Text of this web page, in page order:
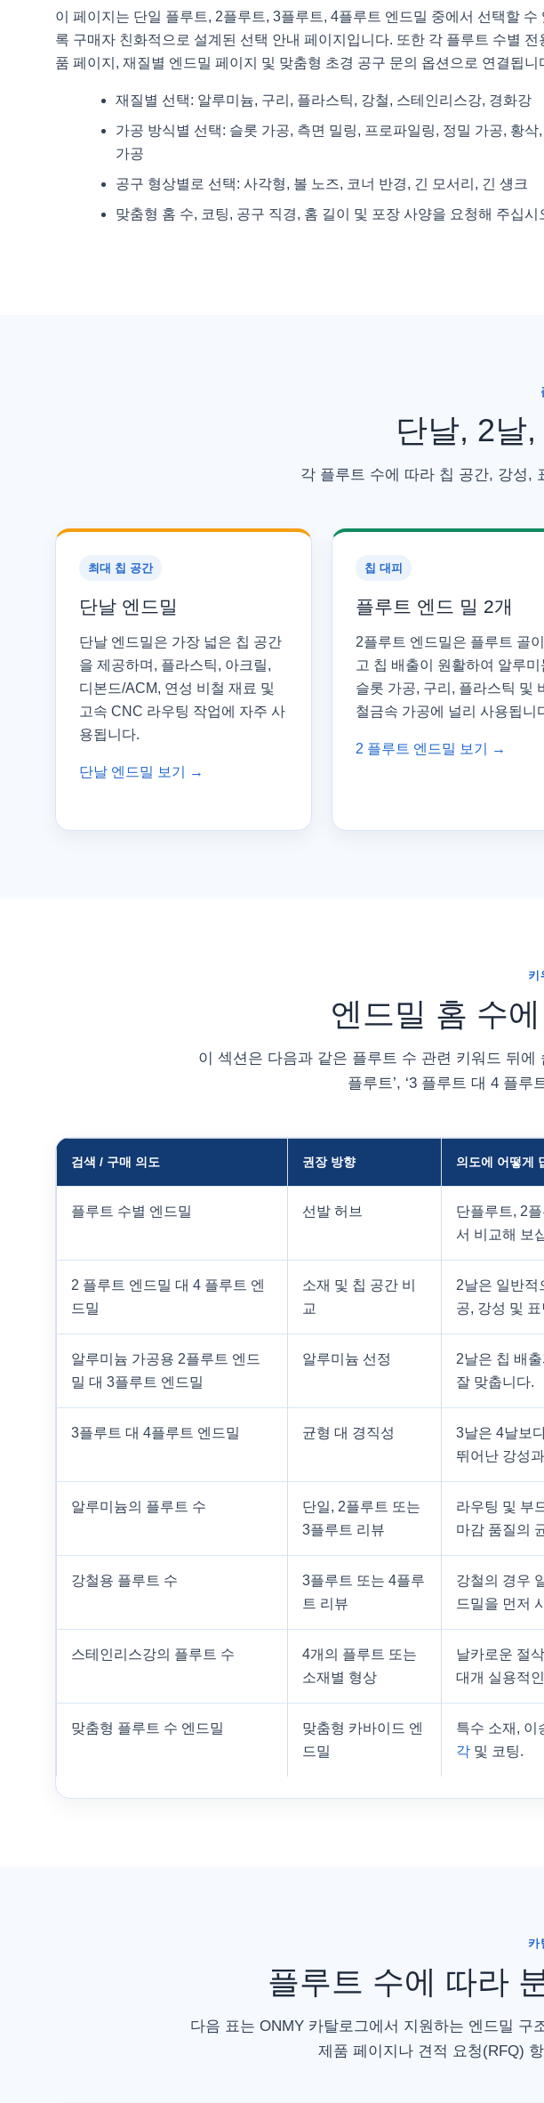
이 페이지는 단일 플루트, 2플루트, 3플루트, 4플루트 엔드밀 중에서 선택할 수
록 구매자 친화적으로 설계된 선택 안내 페이지입니다. 또한 각 플루트 수별 전
품 페이지, 재질별 엔드밀 페이지 및 맞춤형 초경 공구 문의 옵션으로 연결됩니
재질별 선택: 알루미늄, 구리, 플라스틱, 강철, 스테인리스강, 경화강
가공 방식별 선택: 슬롯 가공, 측면 밀링, 프로파일링, 정밀 가공, 황삭,
가공
공구 형상별로 선택: 사각형, 볼 노즈, 코너 반경, 긴 모서리, 긴 섕크
맞춤형 홈 수, 코팅, 공구 직경, 홈 길이 및 포장 사양을 요청해 주십시
단날, 2날
각 플루트 수에 따라 칩 공간, 강성,
최대 칩 공간
단날 엔드밀
단날 엔드밀은 가장 넓은 칩 공간
을 제공하며, 플라스틱, 아크릴,
디본드/ACM, 연성 비철 재료 및
고속 CNC 라우팅 작업에 자주 사
용됩니다.
단날 엔드밀 보기 →
칩 대피
플루트 엔드 밀 2개
2플루트 엔드밀은 플루트 골
고 칩 배출이 원활하여 알루미
슬롯 가공, 구리, 플라스틱 및 비
철금속 가공에 널리 사용됩니
2 플루트 엔드밀 보기 →
키
엔드밀 홈 수
이 섹션은 다음과 같은 플루트 수 관련 키워드 뒤
플루트’, ‘3 플루트 대 4 플루
검색 / 구매 의도 권장 방향 의도에 어떻게
플루트 수별 엔드밀 선발 허브
단플루트, 2
서 비교해 보
2 플루트 엔드밀 대 4 플루트 엔
드밀
소재 및 칩 공간 비
교
2날은 일반적
공, 강성 및
알루미늄 가공용 2플루트 엔드
밀 대 3플루트 엔드밀
알루미늄 선정
2날은 칩 배
잘 맞춥니다.
3플루트 대 4플루트 엔드밀 균형 대 경직성
3날은 4날보
뛰어난 강성
알루미늄의 플루트 수
단일, 2플루트 또는
3플루트 리뷰
라우팅 및 부
마감 품질의
강철용 플루트 수
3플루트 또는 4플루
트 리뷰
강철의 경우
드밀을 먼저
스테인리스강의 플루트 수
4개의 플루트 또는
소재별 형상
날카로운 절
대개 실용적
맞춤형 플루트 수 엔드밀
맞춤형 카바이드 엔
드밀
특수 소재, 이
각 및 코팅.
카
플루트 수에 따라
다음 표는 ONMY 카탈로그에서 지원하는 엔드밀
제품 페이지나 견적 요청(RFQ)